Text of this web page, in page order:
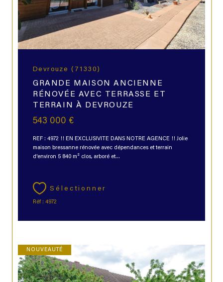
Devrouze (71330)
GRANDE MAISON ANCIENNE
RÉNOVÉE AVEC TERRASSE ET
TERRAIN À DEVROUZE
543 000 €
REF : 4972 !! EN EXCLUSIVITE DANS NOTRE AGENCE !! Jolie
maison bressanne rénovée avec dépendances et terrain
d'environ 5 840 m² clos, arboré et...
Sélectionner
Réf : 4972
NOUVEAUTÉ